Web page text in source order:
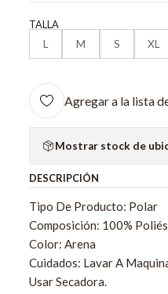
TALLA
L
M S XL
Agregar a la lista
Mostrar stock de
DESCRIPCIÓN
Tipo De Producto: Polar
Composición: 100%
Color: Arena
Cuidados: Lavar A
Usar Secadora.